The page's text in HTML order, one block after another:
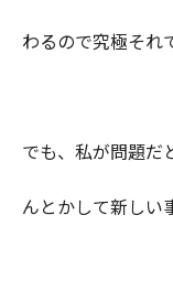
わるので究極それ
でも、私が問題だ
んとかして新しい